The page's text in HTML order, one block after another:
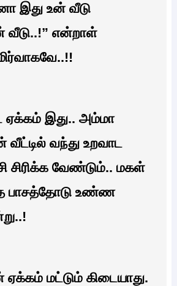
இது உன் வீடு
வீடு..!” என்றாள்
இது.. அம்மா
வீட்டில் வந்து உறவாட
சிரிக்க வேண்டும்.. மகள்
பாசத்தோடு உண்ண
மட்டும் கிடையாது.